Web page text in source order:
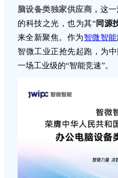
脑设备类独家供应商， 这
的科技之光，也为其“同源
来全新聚焦。 作为智微智能
智微工业正抢先起跑，为
一场工业级的“智能竞速”。